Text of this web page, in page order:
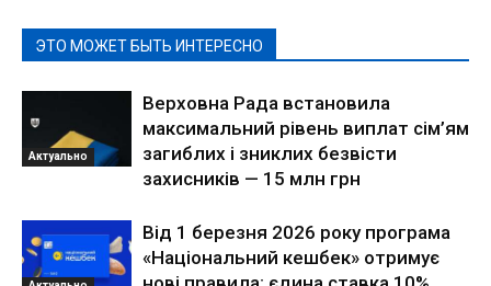
ЭТО МОЖЕТ БЫТЬ ИНТЕРЕСНО
Актуально
Верховна Рада встановила
максимальний рівень виплат сім’ям
загиблих і зниклих безвісти
захисників — 15 млн грн
Від 1 березня 2026 року програма
«Національний кешбек» отримує